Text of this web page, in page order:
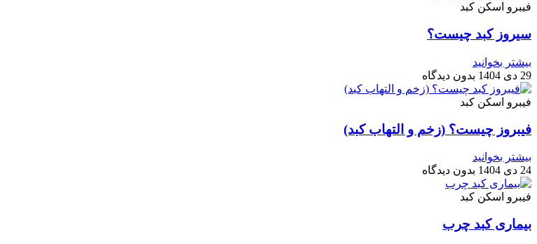
فیبرو اسکن کبد
سیروز کبد چیست؟
بیشتر بخوانید
29 دی 1404
بدون دیدگاه
فیبرو اسکن کبد
فیبروز چیست؟ (زخم و التهاب کبد)
بیشتر بخوانید
24 دی 1404
بدون دیدگاه
فیبرو اسکن کبد
بیماری کبد چرب